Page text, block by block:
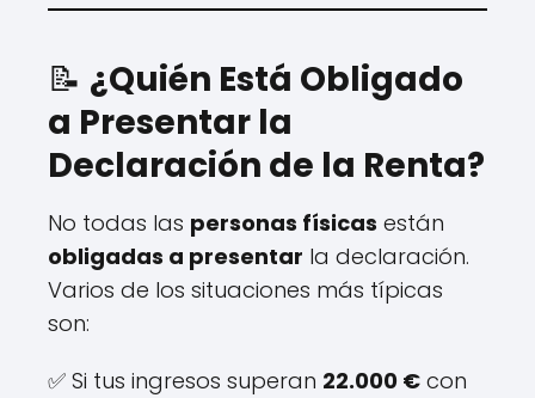
📝 ¿Quién Está Obligado
a Presentar la
Declaración de la Renta?
No todas las personas físicas están
obligadas a presentar la declaración.
Varios de los situaciones más típicas
son:
✅ Si tus ingresos superan 22.000 € con